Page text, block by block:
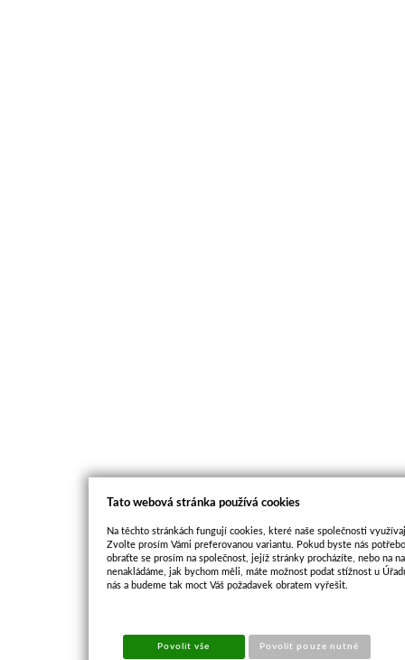
Tato webová stránka používá cookies
Na těchto stránkách fungují cookies, které naše společnosti
Zvolte prosím Vámi preferovanou variantu. Pokud byste nás
obraťte se prosím na společnost, jejíž stránky procházíte, nebo na
nenakládáme, jak bychom měli, máte možnost podat stížnost u
nás a budeme tak moct Váš požadavek obratem vyřešit.
Povolit vše Povolit pouze nutné